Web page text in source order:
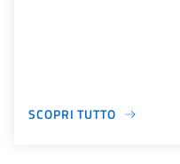
SCOPRI TUTTO